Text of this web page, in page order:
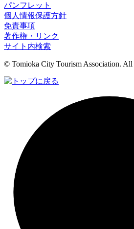
パンフレット
個人情報保護方針
免責事項
著作権・リンク
サイト内検索
© Tomioka City Tourism Association. All